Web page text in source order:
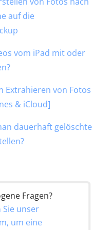
auf die
vom iPad mit oder
Extrahieren von Fotos
& iCloud]
dauerhaft gelöschte
Fragen?
unser
um eine